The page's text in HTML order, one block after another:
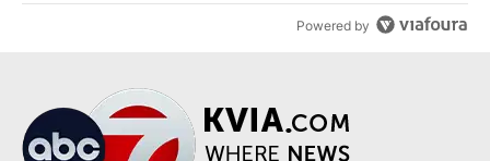
Powered by